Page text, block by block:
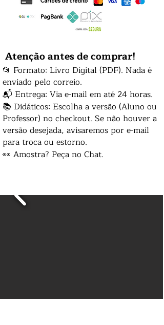
Atenção antes de comprar!
📂 Formato: Livro Digital (PDF). Nada é
enviado pelo correio.
📬 Entrega: Via e-mail em até 24 horas.
📚 Didáticos: Escolha a versão (Aluno ou
Professor) no checkout. Se não houver a
versão desejada, avisaremos por e-mail
para troca ou estorno.
👀 Amostra? Peça no Chat.